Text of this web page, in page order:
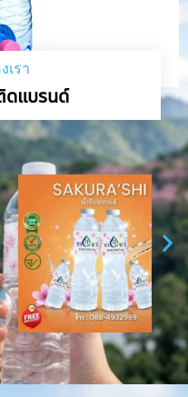
เรา
ดแบรนด์